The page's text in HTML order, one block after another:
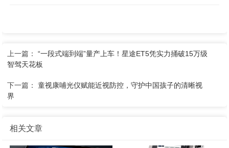
上一篇：“一段式端到端”量产上车！星途ET5凭实力捅破15万级
智驾天花板
下一篇：​童视康哺光仪赋能近视防控，守护中国孩子的清晰视
界
相关文章